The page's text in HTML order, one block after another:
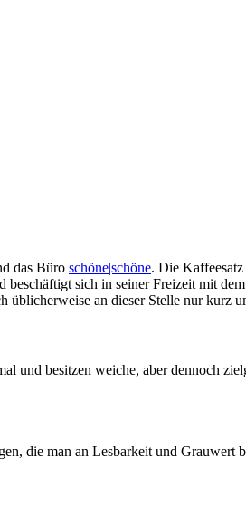
das Büro schöne|schöne. Die
beschäftigt sich in seiner Freizeit mit
üblicherweise an dieser Stelle nur kurz
und besitzen weiche, aber dennoch
die man an Lesbarkeit und Grauwert